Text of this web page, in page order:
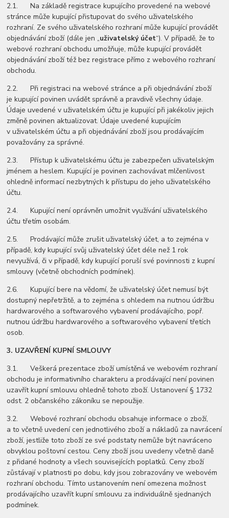
2.1. Na základě registrace kupujícího provedené na webové
stránce může kupující přistupovat do svého uživatelského
rozhraní. Ze svého uživatelského rozhraní může kupující provádět
objednávání zboží (dále jen „uživatelský účet“). V případě, že to
webové rozhraní obchodu umožňuje, může kupující provádět
objednávání zboží též bez registrace přímo z webového rozhraní
obchodu.
2.2. Při registraci na webové stránce a při objednávání zboží
je kupující povinen uvádět správně a pravdivě všechny údaje.
Údaje uvedené v uživatelském účtu je kupující při jakékoliv jejich
změně povinen aktualizovat. Údaje uvedené kupujícím
v uživatelském účtu a při objednávání zboží jsou prodávajícím
považovány za správné.
2.3. Přístup k uživatelskému účtu je zabezpečen uživatelským
jménem a heslem. Kupující je povinen zachovávat mlčenlivost
ohledně informací nezbytných k přístupu do jeho uživatelského
účtu.
2.4. Kupující není oprávněn umožnit využívání uživatelského
účtu třetím osobám.
2.5. Prodávající může zrušit uživatelský účet, a to zejména v
případě, kdy kupující svůj uživatelský účet déle než 1 rok
nevyužívá, či v případě, kdy kupující poruší své povinnosti z kupní
smlouvy (včetně obchodních podmínek).
2.6. Kupující bere na vědomí, že uživatelský účet nemusí být
dostupný nepřetržitě, a to zejména s ohledem na nutnou údržbu
hardwarového a softwarového vybavení prodávajícího, popř.
nutnou údržbu hardwarového a softwarového vybavení třetích
osob.
3. UZAVŘENÍ KUPNÍ SMLOUVY
3.1. Veškerá prezentace zboží umístěná ve webovém rozhraní
obchodu je informativního charakteru a prodávající není povinen
uzavřít kupní smlouvu ohledně tohoto zboží. Ustanovení § 1732
odst. 2 občanského zákoníku se nepoužije.
3.2. Webové rozhraní obchodu obsahuje informace o zboží,
a to včetně uvedení cen jednotlivého zboží a nákladů za navrácení
zboží, jestliže toto zboží ze své podstaty nemůže být navráceno
obvyklou poštovní cestou. Ceny zboží jsou uvedeny včetně daně
z přidané hodnoty a všech souvisejících poplatků. Ceny zboží
zůstávají v platnosti po dobu, kdy jsou zobrazovány ve webovém
rozhraní obchodu. Tímto ustanovením není omezena možnost
prodávajícího uzavřít kupní smlouvu za individuálně sjednaných
podmínek.